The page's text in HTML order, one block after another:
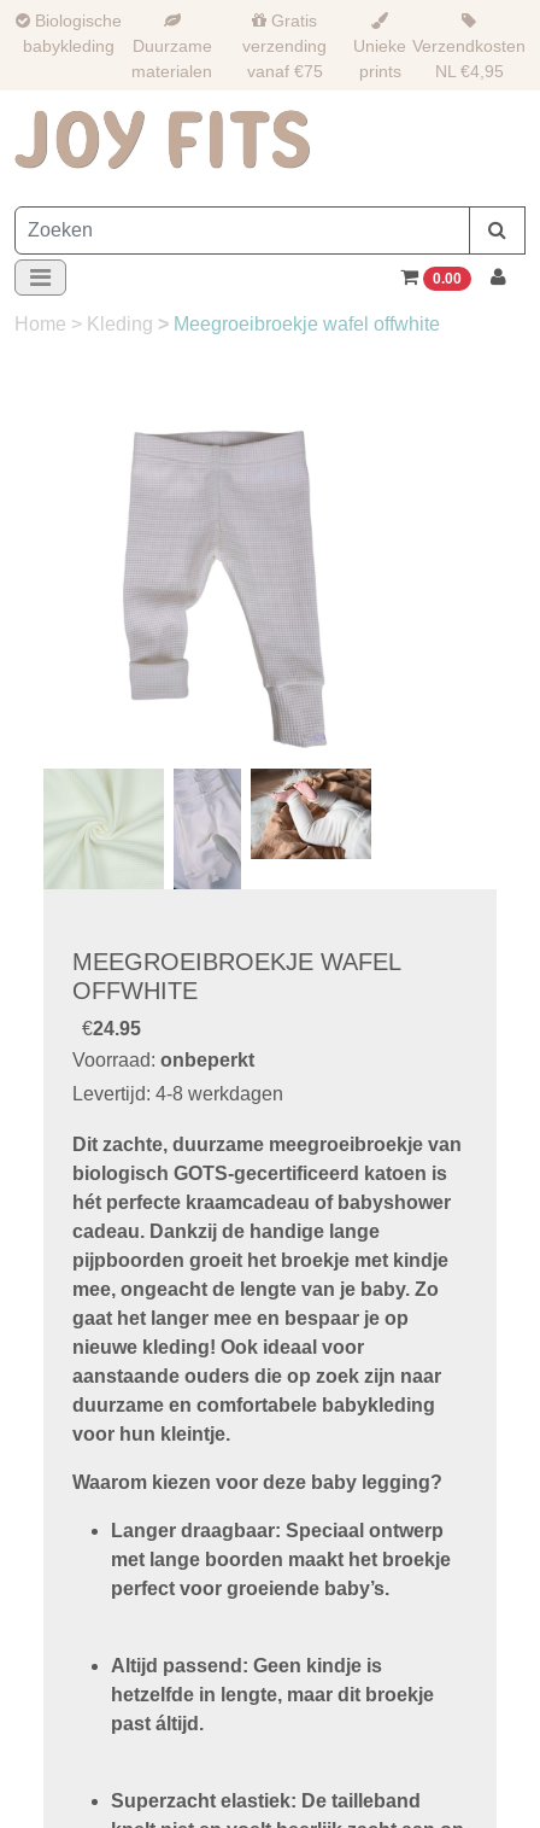
Biologische
babykleding
Duurzame
materialen
Gratis
verzending
vanaf €75
Unieke
prints
Verzendkosten
NL €4,95
0.00
Home > Kleding > Meegroeibroekje wafel offwhite
MEEGROEIBROEKJE WAFEL
OFFWHITE
€24.95
Voorraad: onbeperkt
Levertijd: 4-8 werkdagen
Dit zachte, duurzame meegroeibroekje van
biologisch GOTS-gecertificeerd katoen is
hét perfecte kraamcadeau of babyshower
cadeau. Dankzij de handige lange
pijpboorden groeit het broekje met kindje
mee, ongeacht de lengte van je baby. Zo
gaat het langer mee en bespaar je op
nieuwe kleding! Ook ideaal voor
aanstaande ouders die op zoek zijn naar
duurzame en comfortabele babykleding
voor hun kleintje.
Waarom kiezen voor deze baby legging?
Langer draagbaar: Speciaal ontwerp
met lange boorden maakt het broekje
perfect voor groeiende baby’s.
Altijd passend: Geen kindje is
hetzelfde in lengte, maar dit broekje
past áltijd.
Superzacht elastiek: De tailleband